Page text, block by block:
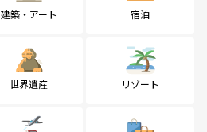
建築・アート 宿泊
世界遺産 リゾート